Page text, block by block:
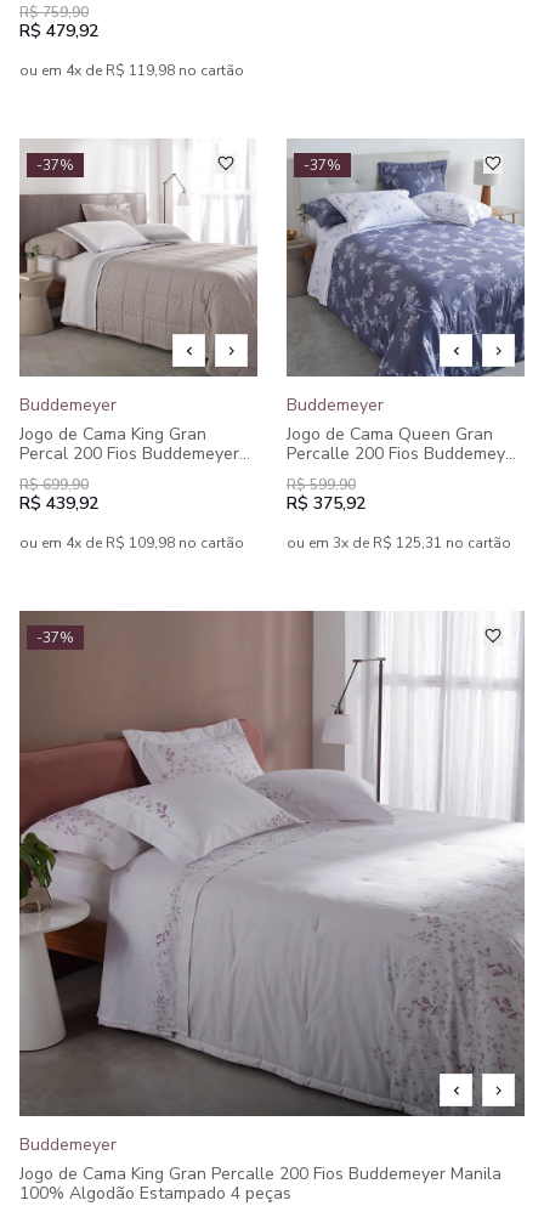
R$ 759,90
R$ 479,92
ou em 4x de R$ 119,98 no cartão
-37%
Buddemeyer
Jogo de Cama King Gran
Percal 200 Fios Buddemeyer
Bourbon 100% Algodão
Penteado Estampado 4 peças
R$ 699,90
R$ 439,92
ou em 4x de R$ 109,98 no cartão
-37%
Buddemeyer
Jogo de Cama Queen Gran
Percalle 200 Fios Buddemeyer
Louise 100% Algodão
Estampado 4 peças
R$ 599,90
R$ 375,92
ou em 3x de R$ 125,31 no cartão
-37%
Buddemeyer
Jogo de Cama King Gran Percalle 200 Fios Buddemeyer Manila
100% Algodão Estampado 4 peças